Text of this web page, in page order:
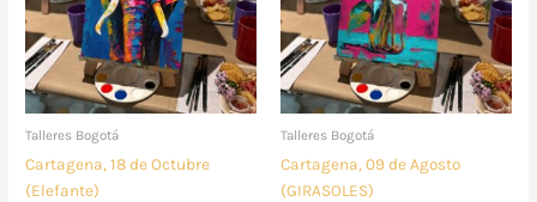
Talleres Bogotá
Cartagena, 18 de Octubre
(Elefante)
Talleres Bogotá
Cartagena, 09 de Agosto
(GIRASOLES)